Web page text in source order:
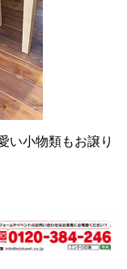
い小物類もお譲り